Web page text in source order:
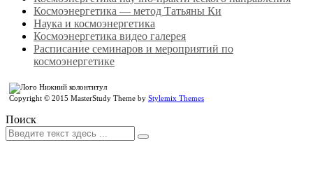
Космоэнергетика — метод Татьяны Ки
Наука и космоэнергетика
Космоэнергетика видео галерея
Расписание семинаров и мероприятий по
космоэнергетике
Copyright © 2015 MasterStudy Theme by Stylemix Themes
Поиск